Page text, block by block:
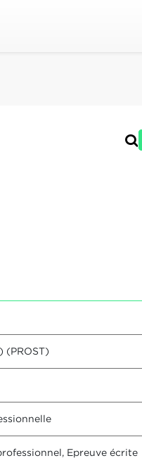
(PROST)
Epreuve écrite